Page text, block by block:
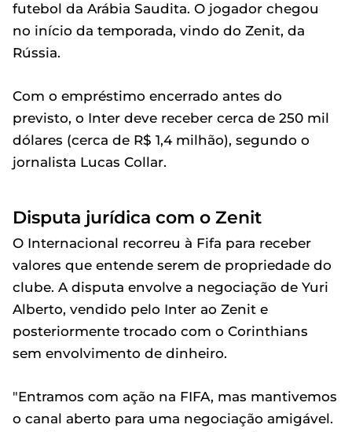
futebol da Arábia Saudita. O jogador chegou
no início da temporada, vindo do Zenit, da
Rússia.
Com o empréstimo encerrado antes do
previsto, o Inter deve receber cerca de 250 mil
dólares (cerca de R$ 1,4 milhão), segundo o
jornalista Lucas Collar.
Disputa jurídica com o Zenit
O Internacional recorreu à Fifa para receber
valores que entende serem de propriedade do
clube. A disputa envolve a negociação de Yuri
Alberto, vendido pelo Inter ao Zenit e
posteriormente trocado com o Corinthians
sem envolvimento de dinheiro.
"Entramos com ação na FIFA, mas mantivemos
o canal aberto para uma negociação amigável.